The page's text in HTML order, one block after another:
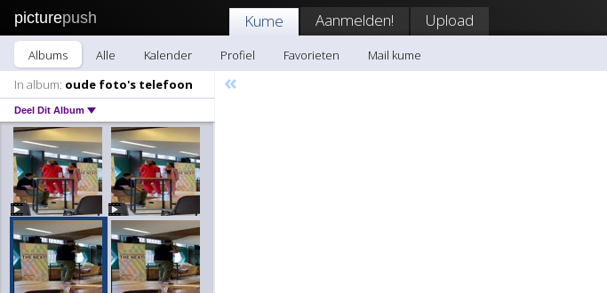
picturepush Kume Aanmelden! Upload
Albums Alle Kalender Profiel Favorieten
Mail kume
In album: oude foto's telefoon
Deel Dit Album
«